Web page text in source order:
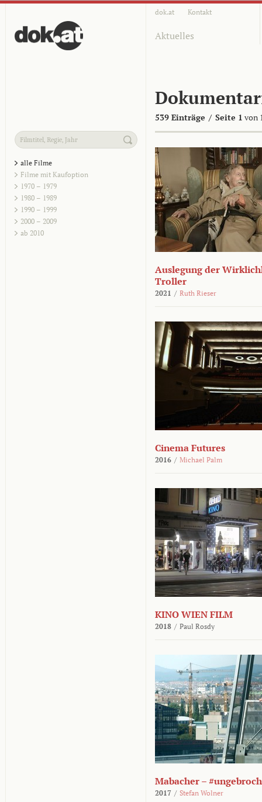
dok.at Kontakt
Aktuelles
539 Einträge / Seite 1 von
alle Filme
Filme mit Kaufoption
1970 – 1979
1980 – 1989
1990 – 1999
2000 – 2009
ab 2010
Auslegung der
Troller
2021 / Ruth Rieser
Cinema Futures
2016 / Michael Palm
KINO WIEN FILM
2018 / Paul Rosdy
Mabacher –
2017 / Stefan Wolner